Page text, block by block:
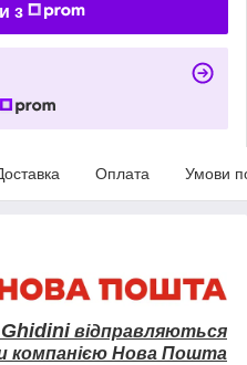
з
Оплата Умови
Ghidini відправляються
компанією Нова Пошта